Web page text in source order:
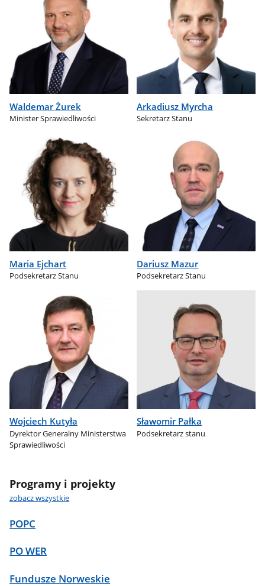
Waldemar Żurek
Minister Sprawiedliwości
Arkadiusz Myrcha
Sekretarz Stanu
Maria Ejchart
Podsekretarz Stanu
Dariusz Mazur
Podsekretarz Stanu
Wojciech Kutyła
Dyrektor Generalny Ministerstwa
Sprawiedliwości
Sławomir Pałka
Podsekretarz stanu
Programy i projekty
zobacz wszystkie
POPC
PO WER
Fundusze Norweskie